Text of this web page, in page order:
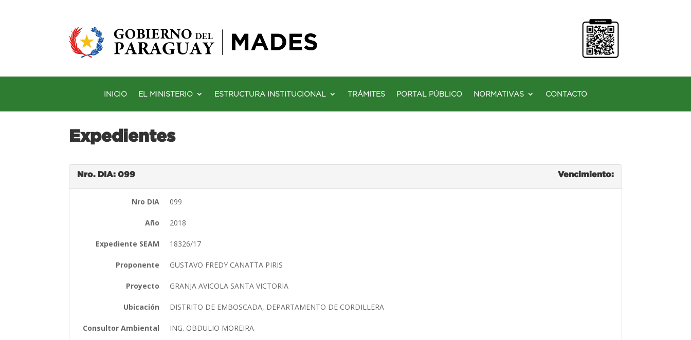
INICIO EL MINISTERIO ESTRUCTURA INSTITUCIONAL TRÁMITES PORTAL PÚBLICO NORMATIVAS CONTACTO
Expedientes
Nro. DIA: 099 Vencimiento:
Nro DIA 099
Año 2018
Expediente SEAM 18326/17
Proponente GUSTAVO FREDY CANATTA PIRIS
Proyecto GRANJA AVICOLA SANTA VICTORIA
Ubicación DISTRITO DE EMBOSCADA, DEPARTAMENTO DE CORDILLERA
Consultor Ambiental ING. OBDULIO MOREIRA